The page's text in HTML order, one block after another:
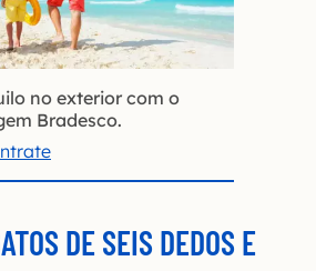
no exterior com o
Bradesco.
DE SEIS DEDOS E